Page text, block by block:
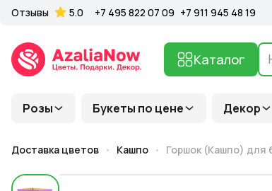
Розы Букеты по цене Декор
Каталог
Отзывы 5.0 +7 495 822 07 09 +7 911 945 48 19
Доставка цветов Кашпо Горшок (Кашпо) для